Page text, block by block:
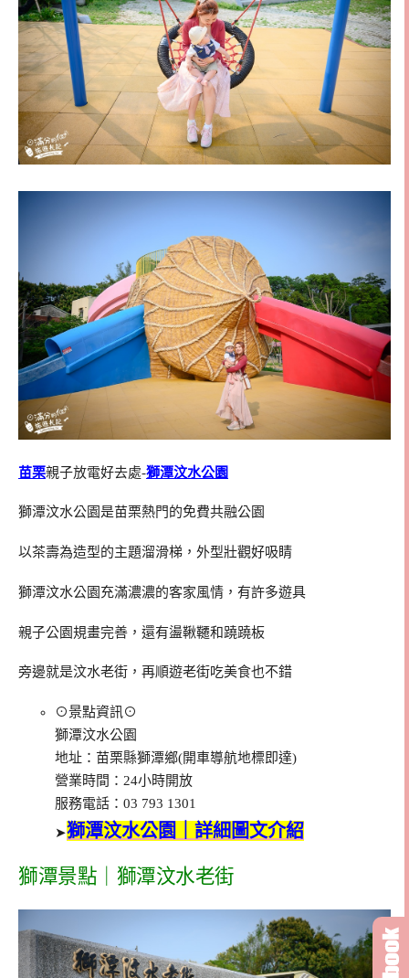
苗栗親子放電好去處-獅潭汶水公園
獅潭汶水公園是苗栗熱門的免費共融公園
以茶壽為造型的主題溜滑梯，外型壯觀好吸睛
獅潭汶水公園充滿濃濃的客家風情，有許多遊具
親子公園規畫完善，還有盪鞦韆和蹺蹺板
旁邊就是汶水老街，再順遊老街吃美食也不錯
⊙景點資訊⊙
獅潭汶水公園
地址：苗栗縣獅潭鄉(開車導航地標即達)
營業時間：24小時開放
服務電話：03 793 1301
➤獅潭汶水公園｜詳細圖文介紹
獅潭景點｜獅潭汶水老街